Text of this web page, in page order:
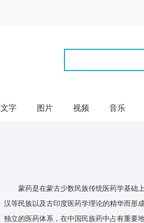
文字 图片 视频 音乐
蒙药是在蒙古少数民族传统医药学基础
汉等民族以及古印度医药学理论的精华而形
独立的医药体系，在中国民族药中占有重要